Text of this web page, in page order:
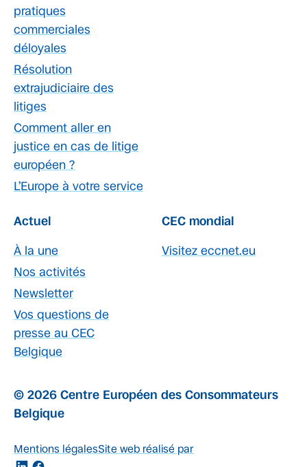
pratiques
commerciales
déloyales
Résolution
extrajudiciaire des
litiges
Comment aller en
justice en cas de litige
européen ?
L’Europe à votre service
Actuel
À la une
Nos activités
Newsletter
Vos questions de
presse au CEC
Belgique
CEC mondial
Visitez eccnet.eu
© 2026 Centre Européen des Consommateurs
Belgique
Mentions légalesSite web réalisé par